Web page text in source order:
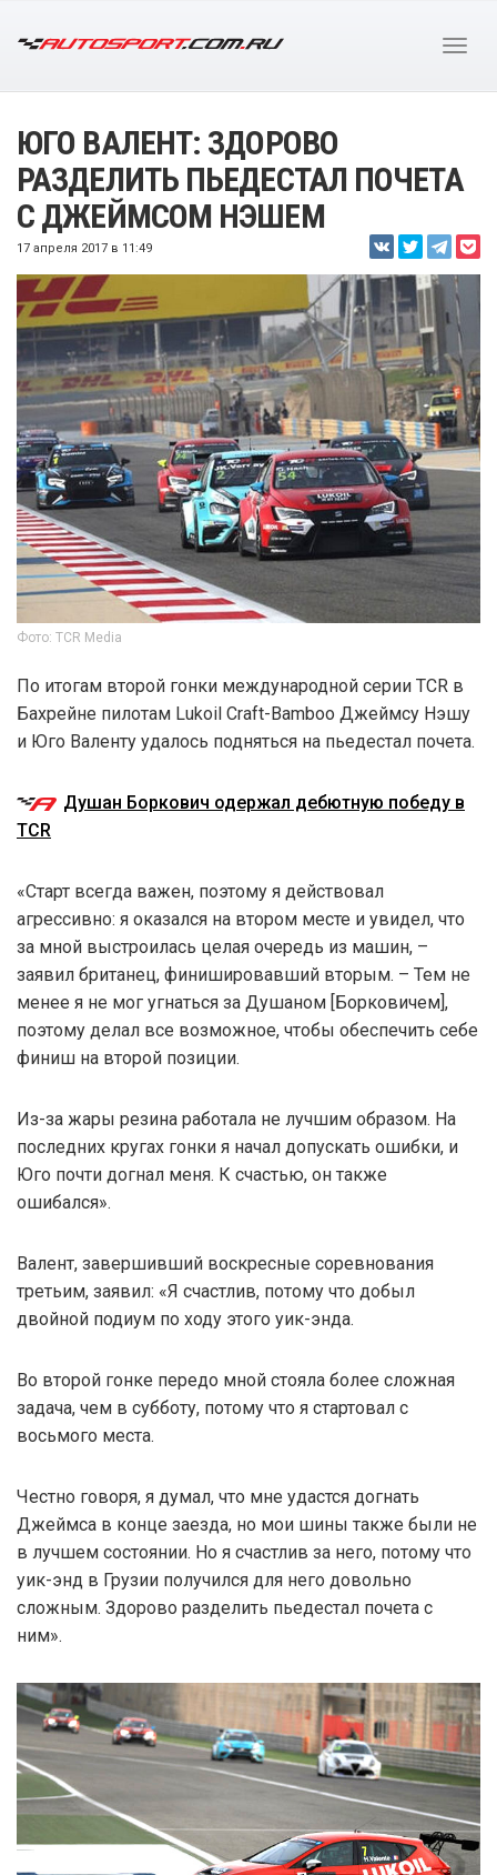
ЮГО ВАЛЕНТ: ЗДОРОВО
РАЗДЕЛИТЬ ПЬЕДЕСТАЛ ПОЧЕТА
С ДЖЕЙМСОМ НЭШЕМ
17 апреля 2017 в 11:49
Фото: TCR Media
По итогам второй гонки международной серии TCR в
Бахрейне пилотам Lukoil Craft-Bamboo Джеймсу Нэшу
и Юго Валенту удалось подняться на пьедестал почета.
Душан Боркович одержал дебютную победу в
TCR
«Старт всегда важен, поэтому я действовал
агрессивно: я оказался на втором месте и увидел, что
за мной выстроилась целая очередь из машин, –
заявил британец, финишировавший вторым. – Тем не
менее я не мог угнаться за Душаном [Борковичем],
поэтому делал все возможное, чтобы обеспечить себе
финиш на второй позиции.
Из-за жары резина работала не лучшим образом. На
последних кругах гонки я начал допускать ошибки, и
Юго почти догнал меня. К счастью, он также
ошибался».
Валент, завершивший воскресные соревнования
третьим, заявил: «Я счастлив, потому что добыл
двойной подиум по ходу этого уик-энда.
Во второй гонке передо мной стояла более сложная
задача, чем в субботу, потому что я стартовал с
восьмого места.
Честно говоря, я думал, что мне удастся догнать
Джеймса в конце заезда, но мои шины также были не
в лучшем состоянии. Но я счастлив за него, потому что
уик-энд в Грузии получился для него довольно
сложным. Здорово разделить пьедестал почета с
ним».